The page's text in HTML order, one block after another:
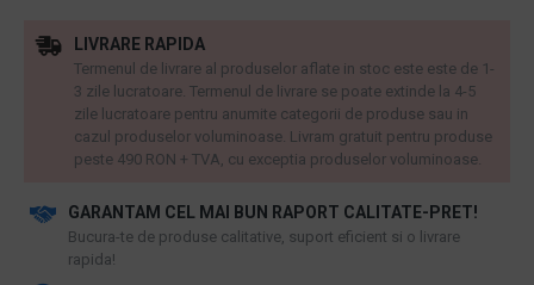
GARANTAM CEL MAI BUN RAPORT CALITATE-PRET!
​Bucura-te de produse calitative, suport eficient si o livrare
rapida!
LIVRARE RAPIDA
Termenul de livrare al produselor aflate in stoc este este de 1-
3 zile lucratoare. Termenul de livrare se poate extinde la 4-5
zile lucratoare pentru anumite categorii de produse sau in
cazul produselor voluminoase. Livram gratuit pentru produse
peste 490 RON + TVA, cu exceptia produselor voluminoase.